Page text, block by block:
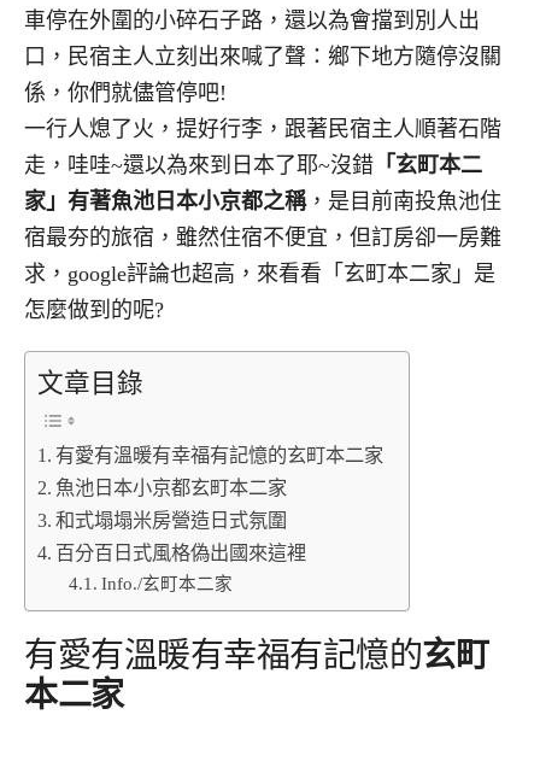
車停在外圍的小碎石子路，還以為會擋到別人出
口，民宿主人立刻出來喊了聲：鄉下地方隨停沒關
係，你們就儘管停吧!
一行人熄了火，提好行李，跟著民宿主人順著石階
走，哇哇~還以為來到日本了耶~沒錯 「玄町本二
家」有著魚池日本小京都之稱，是目前南投魚池住
宿最夯的旅宿，雖然住宿不便宜，但訂房卻一房難
求，google評論也超高，來看看「玄町本二家」是
怎麼做到的呢?
文章目錄
有愛有溫暖有幸福有記憶的玄町本二家
魚池日本小京都玄町本二家
和式塌塌米房營造日式氛圍
百分百日式風格偽出國來這裡
Info./玄町本二家
有愛有溫暖有幸福有記憶的玄町
本二家